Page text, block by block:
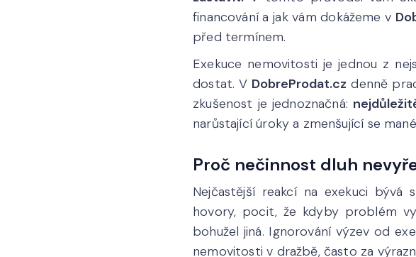
financování a jak vám dokážeme v
před termínem.
Exekuce nemovitosti je jednou z
dostat. V DobreProdat.cz denně
zkušenost je jednoznačná:
narůstající úroky a zmenšující se
Proč nečinnost dluh
Nejčastější reakcí na exekuci bývá
hovory, pocit, že kdyby problém
bohužel jiná. Ignorování výzev od
nemovitosti v dražbě, často za